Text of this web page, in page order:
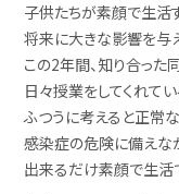
子供たちが素顔で生活
将来に大きな影響を与
この2年間、知り合った
日々授業をしてくれて
ふつうに考えると正常
感染症の危険に備えな
出来るだけ素顔で生活